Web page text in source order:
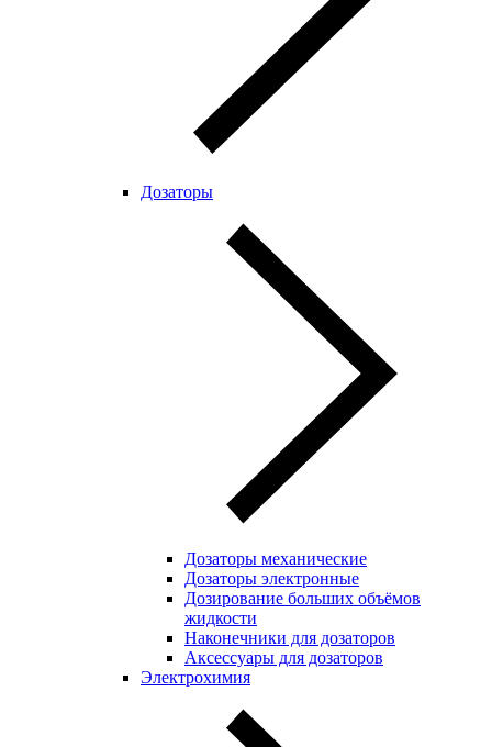
Дозаторы
Дозаторы механические
Дозаторы электронные
Дозирование больших объёмов
жидкости
Наконечники для дозаторов
Аксессуары для дозаторов
Электрохимия